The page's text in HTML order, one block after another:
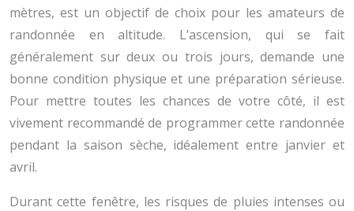
mètres, est un objectif de choix pour les amateurs de
randonnée en altitude. L’ascension, qui se fait
généralement sur deux ou trois jours, demande une
bonne condition physique et une préparation sérieuse.
Pour mettre toutes les chances de votre côté, il est
vivement recommandé de programmer cette randonnée
pendant la saison sèche, idéalement entre janvier et
avril.
Durant cette fenêtre, les risques de pluies intenses ou